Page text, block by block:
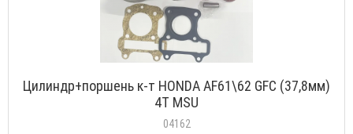
Цилиндр+поршень к-т HONDA AF61\62 GFC (37,8мм)
4T MSU
04162